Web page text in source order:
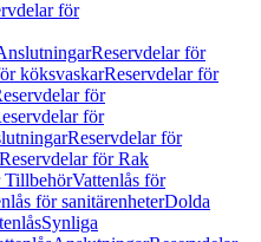
för
Reservdelar för
köksvaskarReservdelar för
för
för
Reservdelar för
Reservdelar för Rak
TillbehörVattenlås för
för sanitärenheterDolda
Synliga